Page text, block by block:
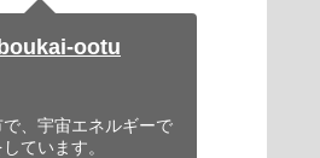
ootu
、宇宙エネルギーで
ています。